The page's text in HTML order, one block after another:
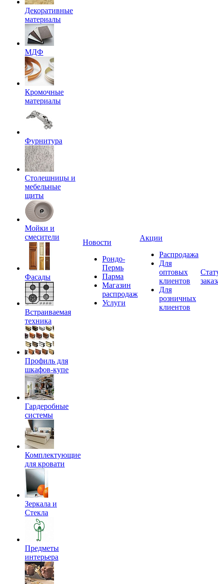
Декоративные
материалы
МДФ
Кромочные
материалы
Фурнитура
Столешницы и
мебельные
щиты
Мойки и
смесители
Фасады
Встраиваемая
техника
Профиль для
шкафов-купе
Гардеробные
системы
Комплектующие
для кровати
Зеркала и
Стекла
Предметы
интерьера
Новости
Рондо-
Пермь
Парма
Магазин
распродаж
Услуги
Акции
Распродажа
Для
оптовых
клиентов
Для
розничных
клиентов